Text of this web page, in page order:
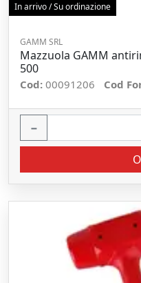
In arrivo / Su ordinazione
GAMM SRL
Mazzuola GAMM
500
Cod: 00091206 Cod
−